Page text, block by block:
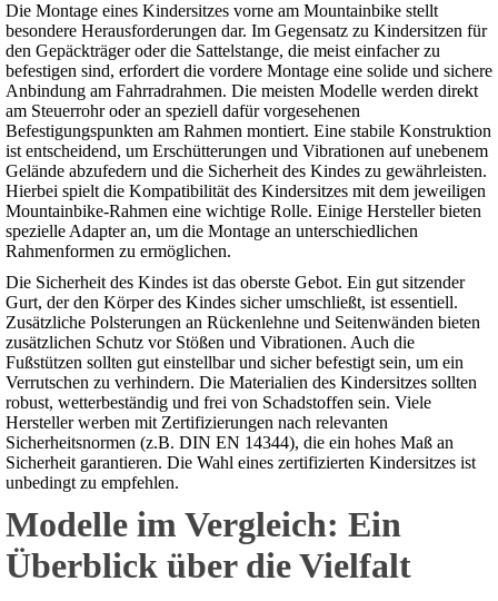
Die Montage eines Kindersitzes vorne am Mountainbike stellt
besondere Herausforderungen dar. Im Gegensatz zu Kindersitzen für
den Gepäckträger oder die Sattelstange, die meist einfacher zu
befestigen sind, erfordert die vordere Montage eine solide und sichere
Anbindung am Fahrradrahmen. Die meisten Modelle werden direkt
am Steuerrohr oder an speziell dafür vorgesehenen
Befestigungspunkten am Rahmen montiert. Eine stabile Konstruktion
ist entscheidend, um Erschütterungen und Vibrationen auf unebenem
Gelände abzufedern und die Sicherheit des Kindes zu gewährleisten.
Hierbei spielt die Kompatibilität des Kindersitzes mit dem jeweiligen
Mountainbike-Rahmen eine wichtige Rolle. Einige Hersteller bieten
spezielle Adapter an, um die Montage an unterschiedlichen
Rahmenformen zu ermöglichen.
Die Sicherheit des Kindes ist das oberste Gebot. Ein gut sitzender
Gurt, der den Körper des Kindes sicher umschließt, ist essentiell.
Zusätzliche Polsterungen an Rückenlehne und Seitenwänden bieten
zusätzlichen Schutz vor Stößen und Vibrationen. Auch die
Fußstützen sollten gut einstellbar und sicher befestigt sein, um ein
Verrutschen zu verhindern. Die Materialien des Kindersitzes sollten
robust, wetterbeständig und frei von Schadstoffen sein. Viele
Hersteller werben mit Zertifizierungen nach relevanten
Sicherheitsnormen (z.B. DIN EN 14344), die ein hohes Maß an
Sicherheit garantieren. Die Wahl eines zertifizierten Kindersitzes ist
unbedingt zu empfehlen.
Modelle im Vergleich: Ein
Überblick über die Vielfalt